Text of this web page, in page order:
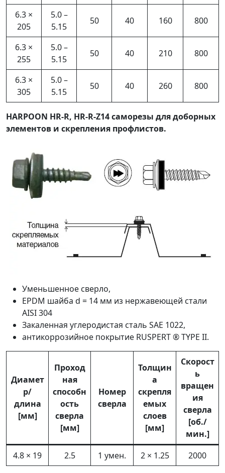
6.3 ×
205
5.0 –
5.15
50 40 160 800
6.3 ×
255
5.0 –
5.15
50 40 210 800
6.3 ×
305
5.0 –
5.15
50 40 260 800
HARPOON HR-R, HR-R-Z14 саморезы для доборных
элементов и скрепления профлистов.
Уменьшенное сверло,
EPDM шайба d = 14 мм из нержавеющей стали
AISI 304
Закаленная углеродистая сталь SAE 1022,
антикоррозийное покрытие RUSPERT ® TYPE II.
Диамет
р/
длина
[мм]
Проход
ная
способн
ость
сверла
[мм]
Номер
сверла
Толщин
а
скрепля
емых
слоев
[мм]
Скорост
ь
вращен
ия
сверла
[об./
мин.]
4.8 × 19
2.5 1 умен. 2 × 1.25 2000